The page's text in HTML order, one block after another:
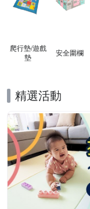
爬行墊/遊戲
墊
安全圍欄
精選活動